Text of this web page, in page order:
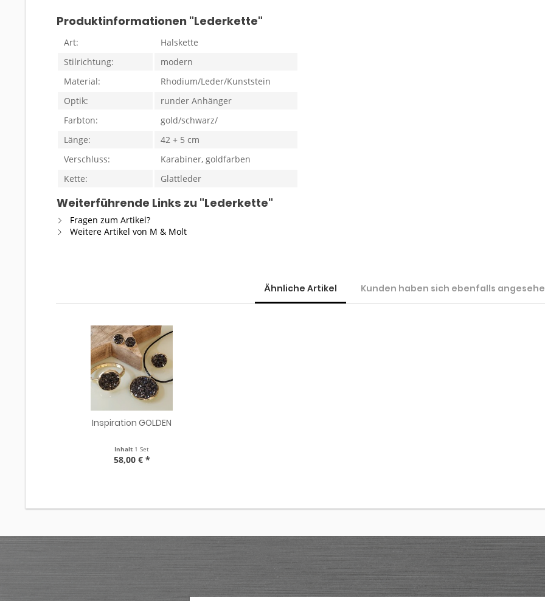
Produktinformationen "Lederkette"
Art:
Halskette
Stilrichtung:
modern
Material:
Rhodium/Leder/Kunststein
Optik:
runder Anhänger
Farbton:
gold/schwarz/
Länge:
42 + 5 cm
Verschluss:
Karabiner, goldfarben
Kette:
Glattleder
Weiterführende Links zu "Lederkette"
Fragen zum Artikel?
Weitere Artikel von M & Molt
Ähnliche Artikel Kunden haben sich ebenfalls
Inspiration GOLDEN
Inhalt 1 Set
58,00 € *